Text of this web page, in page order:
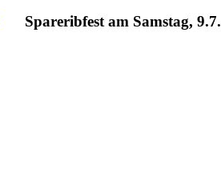
Spareribfest am Samstag, 9.7.